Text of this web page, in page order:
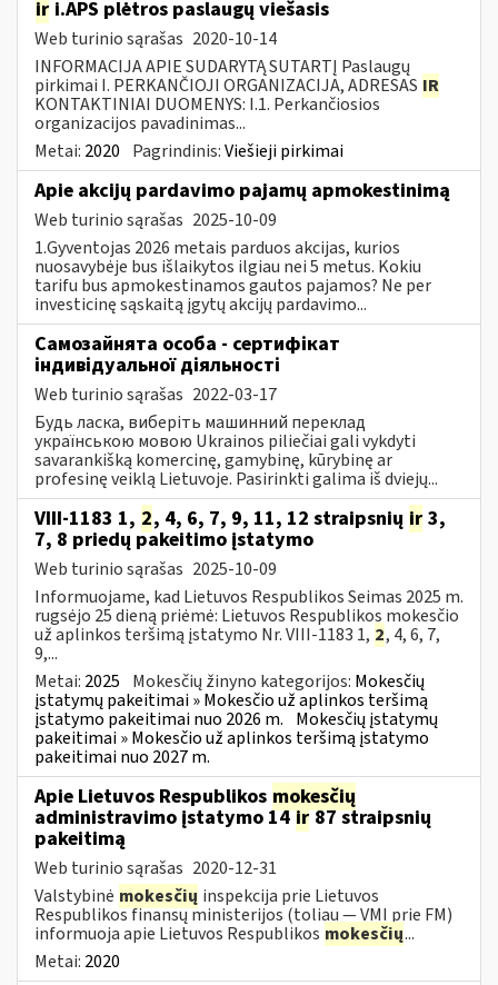
ir i.APS plėtros paslaugų viešasis
Web turinio sąrašas 2020-10-14
INFORMACIJA APIE SUDARYTĄ SUTARTĮ Paslaugų
pirkimai I. PERKANČIOJI ORGANIZACIJA, ADRESAS IR
KONTAKTINIAI DUOMENYS: I.1. Perkančiosios
organizacijos pavadinimas...
Metai: 2020 Pagrindinis:Viešieji pirkimai
Apie akcijų pardavimo pajamų apmokestinimą
Web turinio sąrašas 2025-10-09
1.Gyventojas 2026 metais parduos akcijas, kurios
nuosavybėje bus išlaikytos ilgiau nei 5 metus. Kokiu
tarifu bus apmokestinamos gautos pajamos? Ne per
investicinę sąskaitą įgytų akcijų pardavimo...
Самозайнята особа - сертифікат
індивідуальної діяльності
Web turinio sąrašas 2022-03-17
Будь ласка, виберіть машинний переклад
українською мовою Ukrainos piliečiai gali vykdyti
savarankišką komercinę, gamybinę, kūrybinę ar
profesinę veiklą Lietuvoje. Pasirinkti galima iš dviejų...
VIII-1183 1, 2, 4, 6, 7, 9, 11, 12 straipsnių ir 3,
7, 8 priedų pakeitimo įstatymo
Web turinio sąrašas 2025-10-09
Informuojame, kad Lietuvos Respublikos Seimas 2025 m.
rugsėjo 25 dieną priėmė: Lietuvos Respublikos mokesčio
už aplinkos teršimą įstatymo Nr. VIII-1183 1, 2, 4, 6, 7,
9,...
Metai: 2025 Mokesčių žinyno kategorijos: Mokesčių
įstatymų pakeitimai » Mokesčio už aplinkos teršimą
įstatymo pakeitimai nuo 2026 m. Mokesčių įstatymų
pakeitimai » Mokesčio už aplinkos teršimą įstatymo
pakeitimai nuo 2027 m.
Apie Lietuvos Respublikos mokesčių
administravimo įstatymo 14ir87 straipsnių
pakeitimą
Web turinio sąrašas 2020-12-31
Valstybinė mokesčių inspekcija prie Lietuvos
Respublikos finansų ministerijos (toliau — VMI prie FM)
informuoja apie Lietuvos Respublikos mokesčių...
Metai: 2020